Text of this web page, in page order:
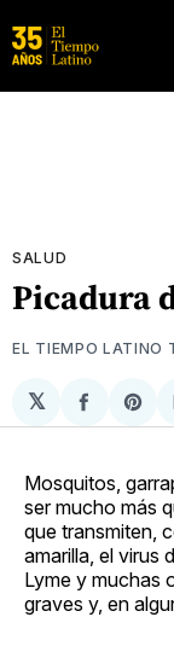
SALUD
Picadura
EL TIEMPO LATINO
𝕏
en
on
Mosquitos,
ser mucho más
que transmiten,
amarilla, el virus
Lyme y muchas
graves y, en